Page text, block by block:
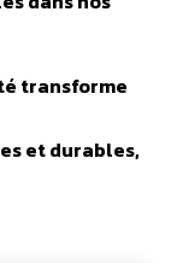
transforme
et durables,